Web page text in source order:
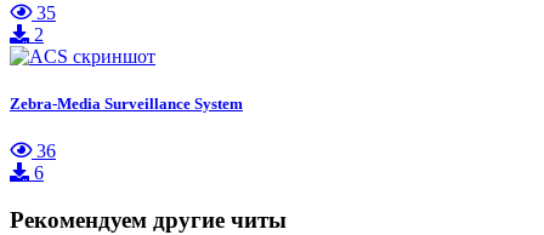
35
2
Zebra-Media Surveillance System
36
6
Рекомендуем другие читы